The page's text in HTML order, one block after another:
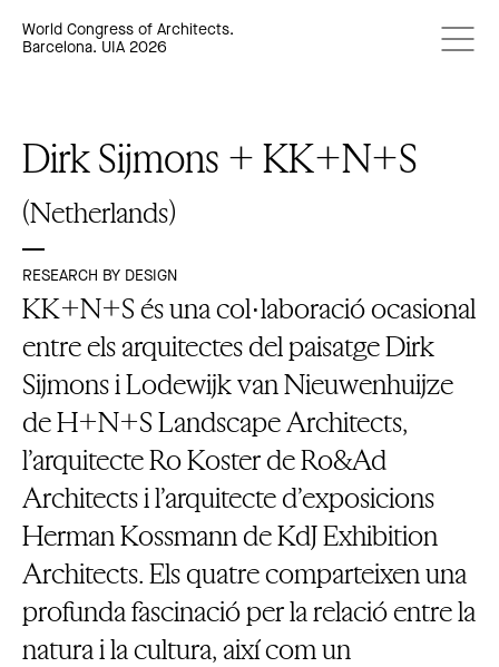
World Congress of Architects.
Barcelona. UIA 2026
Dirk Sijmons + KK+N+S
(Netherlands)
RESEARCH BY DESIGN
KK+N+S és una col·laboració ocasional
entre els arquitectes del paisatge Dirk
Sijmons i Lodewijk van Nieuwenhuijze
de H+N+S Landscape Architects,
l’arquitecte Ro Koster de Ro&Ad
Architects i l’arquitecte d’exposicions
Herman Kossmann de KdJ Exhibition
Architects. Els quatre comparteixen una
profunda fascinació per la relació entre la
natura i la cultura, així com un